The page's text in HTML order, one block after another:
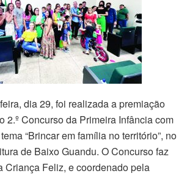
dia 29, foi realizada a premiação
2.º Concurso da Primeira Infância com
“Brincar em família no território”, no
de Baixo Guandu. O Concurso faz
Criança Feliz, e coordenado pela